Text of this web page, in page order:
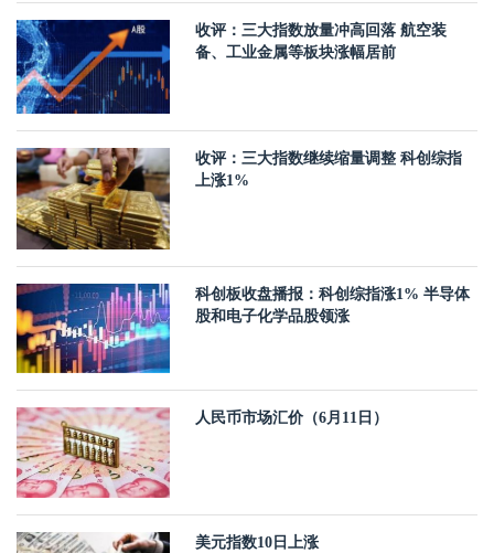
收评：三大指数放量冲高回落 航空装
备、工业金属等板块涨幅居前
收评：三大指数继续缩量调整 科创综指
上涨1%
科创板收盘播报：科创综指涨1% 半导体
股和电子化学品股领涨
人民币市场汇价（6月11日）
美元指数10日上涨